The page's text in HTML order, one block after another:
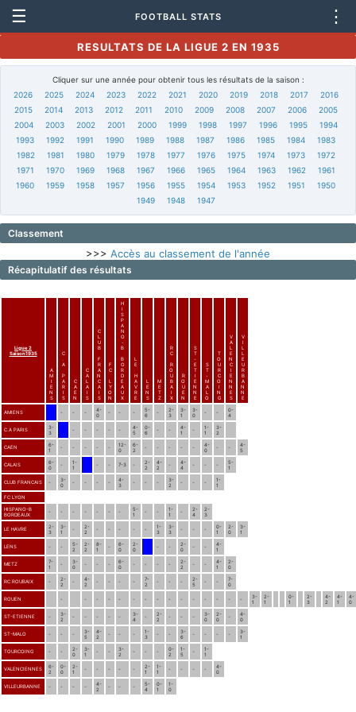
☰ FOOTBALL STATS ⋮
RESULTATS DE LA LIGUE 2 EN 1935
Cliquer sur une année pour obtenir tous les résultats de la saison :
2026
2025 2024 2023 2022 2021 2020 2019 2018 2017
2016
2015
2014 2013 2012 2011 2010 2009 2008 2007 2006
2005
2004
2003 2002 2001 2000 1999 1998 1997 1996 1995
1994
1993
1992 1991 1990 1989 1988 1987 1986 1985 1984
1983
1982
1981 1980 1979 1978 1977 1976 1975 1974 1973
1972
1971
1970 1969 1968 1967 1966 1965 1964 1963 1962
1961
1960
1959 1958 1957 1956 1955 1954 1953 1952 1951
1950
1949
1948 1947
Classement
>>> Accès au classement de l'année
Récapitulatif des résultats
Ligue 2
Saison1935
A
M
I
E
N
S
C
A
P
A
R
I
S
C
A
E
N
C
A
L
A
I
S
C
L
U
B
F
R
A
N
C
A
I
S
F
C
L
Y
O
N
H
I
S
P
A
N
O
-
B
B
O
R
D
E
A
U
X
L
E
H
A
V
R
E
L
E
N
S
M
E
T
Z
R
C
R
O
U
B
A
I
X
R
O
U
E
N
S
T
-
E
T
I
E
N
N
E
S
T
-
M
A
L
O
T
O
U
R
C
O
I
N
G
V
A
L
E
N
C
I
E
N
N
E
S
V
I
L
L
E
U
R
B
A
N
N
E
AMIENS - - -
4-
0
- - -
5-
6
-
2-
3
3-
1
3-
0
- -
0-
4
C.A PARIS
3-
3
- - - - -
4-
5
0-
6
- -
4-
1
-
1-
1
3-
2
CAEN
6-
1
- - - - -
12-
0
6-
2
- - - - -
4-
0
- -
4-
5
CALAIS
6-
0
-
1-
1
- - 7-3 -
2-
2
4-
2
-
4-
4
- - -
5-
1
CLUB FRANCAIS -
3-
0
- - - -
4-
3
- - -
3-
2
- - -
1-
1
FC LYON
HISPANO-B
BORDEAUX
- - - - - - -
5-
1
- -
1-
1
-
2-
4
2-
3
LE HAVRE
2-
3
3-
1
-
2-
2
- - - - -
1-
3
3-
3
- - -
0-
1
2-
0
3-
1
LENS - -
5-
2
2-
2
8-
1
-
6-
0
2-
0
- -
2-
0
- -
4-
1
METZ
7-
1
-
3-
0
- - -
6-
0
- - - -
2-
2
- -
4-
1
2-
0
RC ROUBAIX -
2-
2
-
4-
2
- - - -
7-
2
- - -
2-
5
- -
7-
0
ROUEN - - - - - - - - - - - - - - -
3-
1
2-
1
0-
1
2-
3
4-
2
4-
1
4-
0
ST-ETIENNE -
3-
2
- - - - -
3-
4
-
2-
2
- - -
3-
0
2-
0
-
4-
0
ST-MALO - - -
3-
5
4-
2
- - -
1-
3
- -
3-
6
- - - -
3-
1
TOURCOING - -
2-
0
3-
1
- -
3-
2
- - -
0-
2
1-
5
-
1-
1
VALENCIENNES
6-
2
0-
0
2-
1
- - - - -
2-
1
1-
1
- - - -
4-
0
VILLEURBANNE - - - -
4-
2
- - -
5-
4
0-
1
1-
0